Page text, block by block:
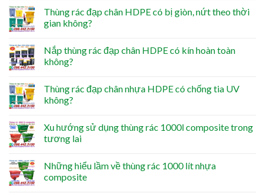
Thùng rác đạp chân HDPE có bị giòn, nứt theo thời
gian không?
Nắp thùng rác đạp chân HDPE có kín hoàn toàn
không?
Thùng rác đạp chân nhựa HDPE có chống tia UV
không?
Xu hướng sử dụng thùng rác 1000l composite trong
tương lai
Những hiểu lầm về thùng rác 1000 lít nhựa
composite